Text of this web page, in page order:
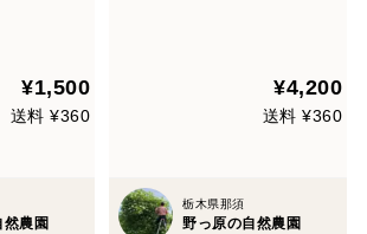
¥1,500
送料 ¥360
然農園
¥4,200
送料 ¥360
栃木県那須
野っ原の自然農園